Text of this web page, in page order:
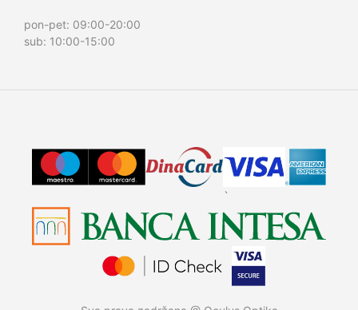
pon-pet: 09:00-20:00
sub: 10:00-15:00
`